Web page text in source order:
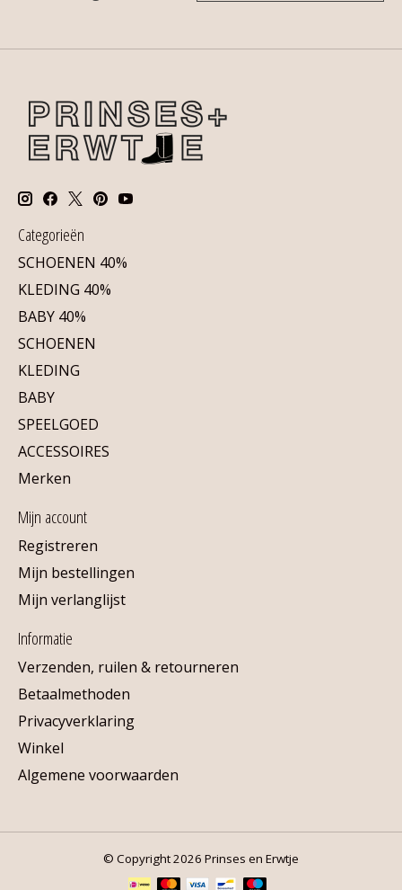
Categorieën
SCHOENEN 40%
KLEDING 40%
BABY 40%
SCHOENEN
KLEDING
BABY
SPEELGOED
ACCESSOIRES
Merken
Mijn account
Registreren
Mijn bestellingen
Mijn verlanglijst
Informatie
Verzenden, ruilen & retourneren
Betaalmethoden
Privacyverklaring
Winkel
Algemene voorwaarden
© Copyright 2026 Prinses en Erwtje